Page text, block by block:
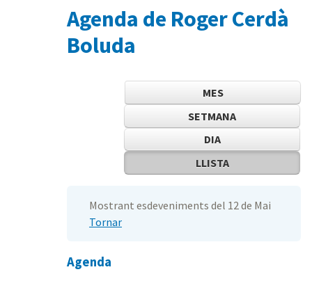
Agenda de Roger Cerdà
Boluda
MES
SETMANA
DIA
LLISTA
Mostrant esdeveniments del 12 de Mai
Tornar
Agenda